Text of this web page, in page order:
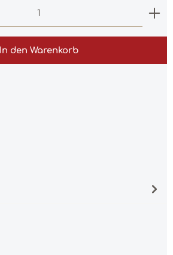
Gib den gewünschten Wert
In den Warenkorb